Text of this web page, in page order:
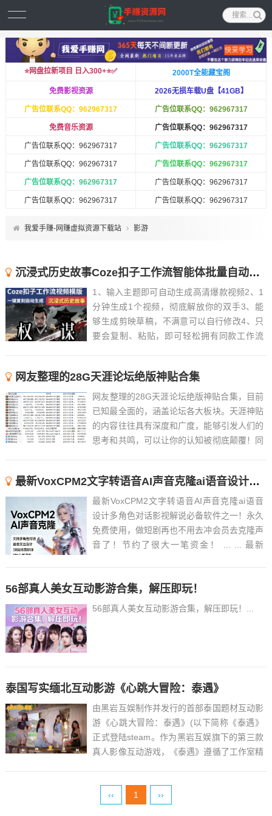
⭐️网盘拉新项目 日入300+⭐️✅ 2000T全能藏宝阁
免费影视资源 2026无损车载U盘【41GB】
广告位联系QQ：962967317 广告位联系QQ：962967317
免费音乐资源 广告位联系QQ：962967317
广告位联系QQ：962967317 广告位联系QQ：962967317
广告位联系QQ：962967317 广告位联系QQ：962967317
广告位联系QQ：962967317 广告位联系QQ：962967317
广告位联系QQ：962967317 广告位联系QQ：962967317
我爱手赚-网赚虚拟资源下载站 影游
沉浸式历史故事Coze扣子工作流智能体批量自动生成爆款视频教程
1、输入主题即可自动生成高清爆款视频2、1
分钟生成1个视频，彻底解放你的双手3、能
够生成剪映草稿，不满意可以自行修改4、只
要会复制、粘贴，即可轻松拥有同款工作流
网友整理的28G天涯论坛绝版神贴合集
网友整理的28G天涯论坛绝版神贴合集，目前
已知最全面的，涵盖论坛各大板块。天涯神贴
的内容往往具有深度和广度，能够引发人们的
思考和共鸣，可以让你的认知被彻底颠覆！同
过大的，可以先下载阅读天涯论坛的绝版神贴
合集精华版...
最新VoxCPM2文字转语音AI声音克隆ai语音设计多角色对话影视解说
最新VoxCPM2文字转语音AI声音克隆ai语音
设计多角色对话影视解说必备软件之一！永久
免费使用，做短剧再也不用去冲会员去克隆声
音了！节约了很大一笔资金！ ... ... 最新
使用，做短剧再也不用去冲会...
56部真人美女互动影游合集，解压即玩！
56部真人美女互动影游合集，解压即玩！...
泰国写实缅北互动影游《心跳大冒险：泰遇》
由黑岩互娱制作并发行的首部泰国题材互动影
游《心跳大冒险：泰遇》(以下简称《泰遇》
正式登陆steam。作为黑岩互娱旗下的第三款
真人影像互动游戏，《泰遇》遵循了工作室精
元素的新鲜结合，融入本地黑帮、人Y、电
‹‹ 1 ››